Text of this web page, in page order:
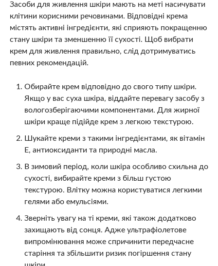
Засоби для живлення шкіри мають на меті насичувати
клітини корисними речовинами. Відповідні крема
містять активні інгредієнти, які сприяють покращенню
стану шкіри та зменшенню її сухості. Щоб вибрати
крем для живлення правильно, слід дотримуватись
певних рекомендацій.
Обирайте крем відповідно до свого типу шкіри.
Якщо у вас суха шкіра, віддайте перевагу засобу з
вологозберігаючими компонентами. Для жирної
шкіри краще підійде крем з легкою текстурою.
Шукайте креми з такими інгредієнтами, як вітамін
Е, антиоксиданти та природні масла.
В зимовий період, коли шкіра особливо схильна до
сухості, вибирайте креми з більш густою
текстурою. Влітку можна користуватися легкими
гелями або емульсіями.
Зверніть увагу на ті креми, які також додатково
захищають від сонця. Адже ультрафіолетове
випромінювання може спричинити передчасне
старіння та збільшити ризик погіршення стану